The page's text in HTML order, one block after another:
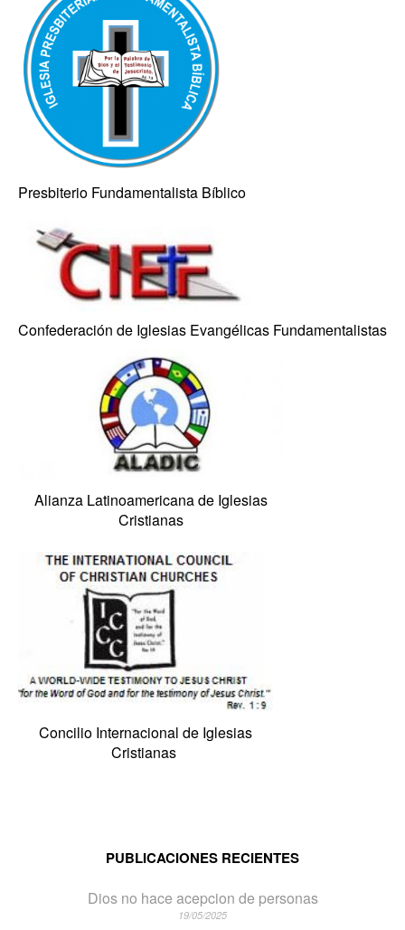
Presbiterio Fundamentalista Bíblico
Confederación de Iglesias Evangélicas Fundamentalistas
Alianza Latinoamericana de Iglesias
Cristianas
Concilio Internacional de Iglesias
Cristianas
PUBLICACIONES RECIENTES
Dios no hace acepcion de personas
19/05/2025